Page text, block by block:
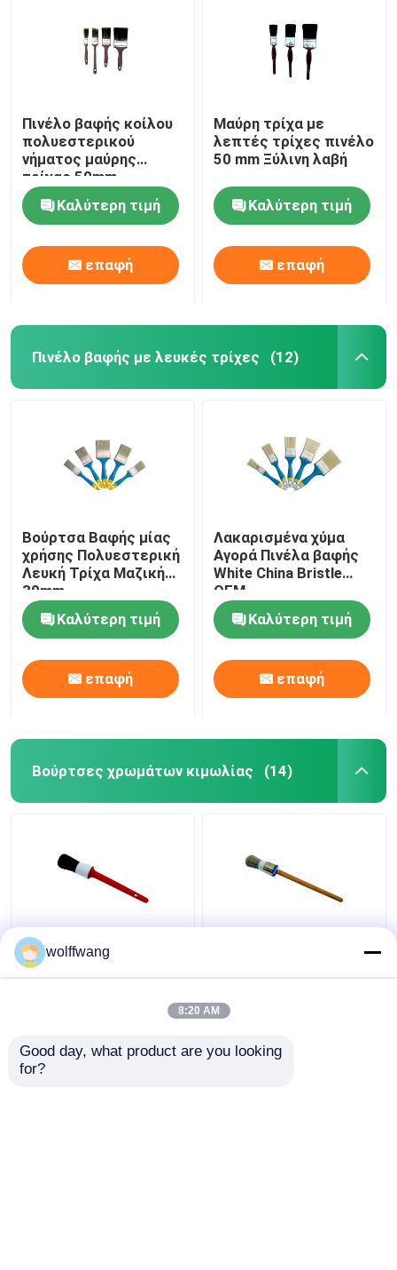
Πινέλο βαφής κοίλου
πολυεστερικού
νήματος μαύρης
τρίχας 50mm
Καλύτερη τιμή
επαφή
Μαύρη τρίχα με
λεπτές τρίχες πινέλο
50 mm Ξύλινη λαβή
Καλύτερη τιμή
επαφή
Πινέλο βαφής με λευκές τρίχες (12)
Βούρτσα Βαφής μίας
χρήσης Πολυεστερική
Λευκή Τρίχα Μαζική
30mm
Καλύτερη τιμή
επαφή
Λακαρισμένα χύμα
Αγορά Πινέλα βαφής
White China Bristle
OEM
Καλύτερη τιμή
επαφή
Βούρτσες χρωμάτων κιμωλίας (14)
Συνθετικά πινέλα με
κιμωλία με μαύρη
Κοίλο τσιπ Στρογγυλό
Λακαρισμένη ξύλινη
λαβή
wolffwang
8:20 AM
Good day, what product are you looking
for?